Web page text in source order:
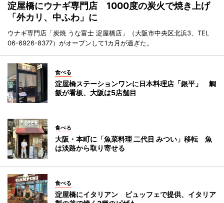
淀屋橋にウナギ専門店 1000度の炭火で焼き上げ
「外カリ、中ふわ」に
ウナギ専門店「炭焼 うな富士 淀屋橋店」（大阪市中央区北浜3、TEL
06-6926-8377）がオープンして1カ月が過ぎた。
食べる
淀屋橋ステーションワンに日本料理店「銀平」 鯛
飯が看板、大阪は5店舗目
食べる
大阪・本町に「魚菜料理 二代目 みつい」移転 魚
は淡路から取り寄せる
食べる
淀屋橋にイタリアン ビュッフェで提供、イタリア